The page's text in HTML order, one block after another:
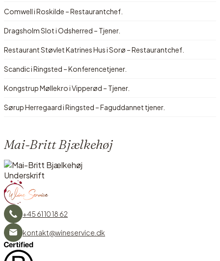
Comwell i Roskilde – Restaurantchef.
Dragsholm Slot i Odsherred – Tjener.
Restaurant Støvlet Katrines Hus i Sorø – Restaurantchef.
Scandic i Ringsted – Konferencetjener.
Kongstrup Møllekro i Vipperød – Tjener.
Sørup Herregaard i Ringsted – Faguddannet tjener.
Mai-Britt Bjælkehøj
+45 61 10 18 62
kontakt@wineservice.dk